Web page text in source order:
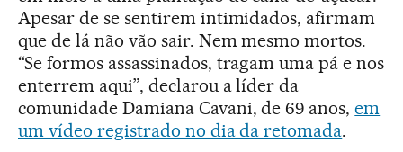
Apesar de se sentirem intimidados, afirmam
que de lá não vão sair. Nem mesmo mortos.
“Se formos assassinados, tragam uma pá e nos
enterrem aqui”, declarou a líder da
comunidade Damiana Cavani, de 69 anos,em
um vídeo registrado no dia da retomada.